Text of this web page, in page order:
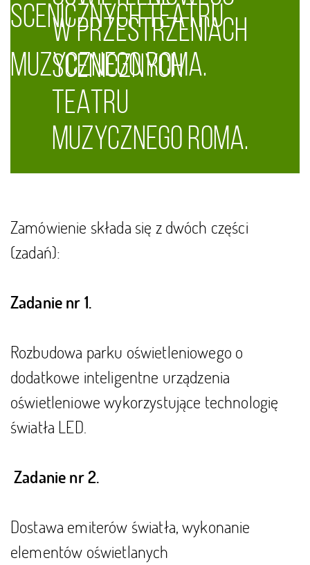
PRZESTRZENIACH SCENICZNYCH
TEATRU MUZYCZNEGO ROMA.
SCENICZNYCH TEATRU
MUZYCZNEGO ROMA.
W PRZESTRZENIACH
SCENICZNYCH
TEATRU
MUZYCZNEGO ROMA.
Zamówienie składa się z dwóch części
(zadań):
Zadanie nr 1.
Rozbudowa parku oświetleniowego o
dodatkowe inteligentne urządzenia
oświetleniowe wykorzystujące technologię
światła LED.
Zadanie nr 2.
Dostawa emiterów światła, wykonanie
elementów oświetlanych